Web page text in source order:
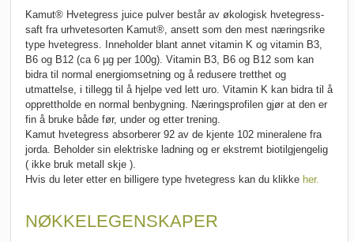
Kamut® Hvetegress juice pulver består av økologisk hvetegress-
saft fra urhvetesorten Kamut®, ansett som den mest næringsrike
type hvetegress. Inneholder blant annet vitamin K og vitamin B3,
B6 og B12 (ca 6 µg per 100g). Vitamin B3, B6 og B12 som kan
bidra til normal energiomsetning og å redusere tretthet og
utmattelse, i tillegg til å hjelpe ved lett uro. Vitamin K kan bidra til å
opprettholde en normal benbygning. Næringsprofilen gjør at den er
fin å bruke både før, under og etter trening.
Kamut hvetegress absorberer 92 av de kjente 102 mineralene fra
jorda. Beholder sin elektriske ladning og er ekstremt biotilgjengelig
( ikke bruk metall skje ).
Hvis du leter etter en billigere type hvetegress kan du klikke her.
NØKKELEGENSKAPER